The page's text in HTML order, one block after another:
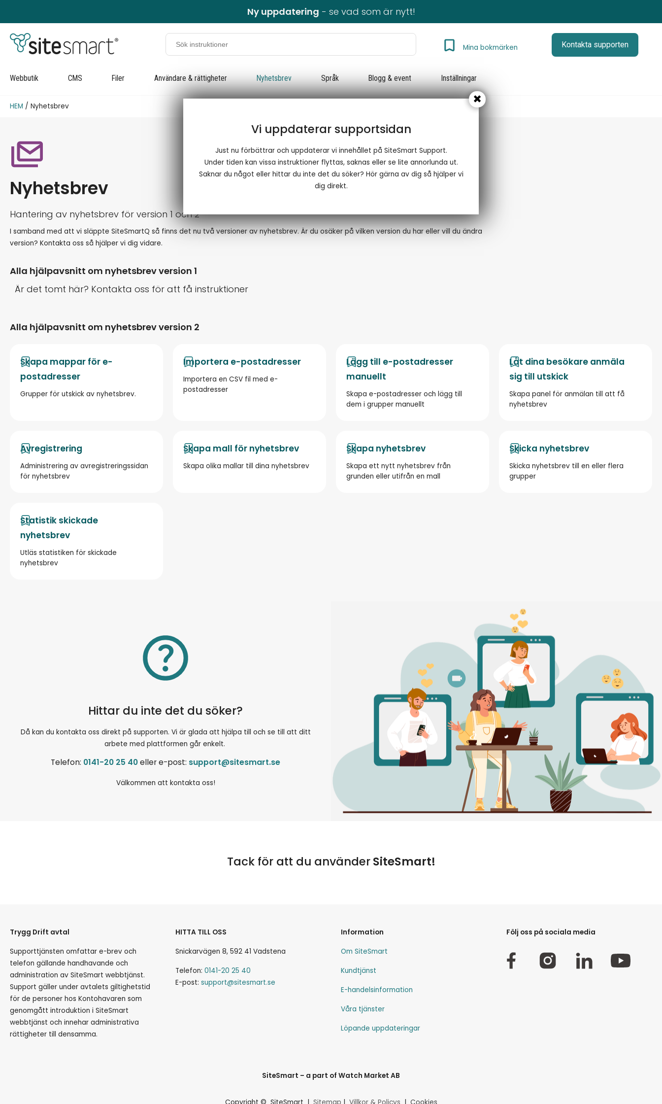
Ny uppdatering - se vad som är nytt!
Mina bokmärken Kontakta supporten
Webbutik CMS Filer Användare & rättigheter Nyhetsbrev Språk Blogg & event Inställningar
HEM / Nyhetsbrev
Nyhetsbrev
Hantering av nyhetsbrev för version 1 och 2
I samband med att vi släppte SiteSmartQ så finns det nu två versioner av nyhetsbrev. Är du osäker på vilken version du har eller vill du ändra
version? Kontakta oss så hjälper vi dig vidare.
Alla hjälpavsnitt om nyhetsbrev version 1
Är det tomt här? Kontakta oss för att få instruktioner
Alla hjälpavsnitt om nyhetsbrev version 2
Skapa mappar för e-
postadresser
Grupper för utskick av nyhetsbrev.
Importera e-postadresser
Importera en CSV fil med e-
postadresser
Lägg till e-postadresser
manuellt
Skapa e-postadresser och lägg till
dem i grupper manuellt
Låt dina besökare anmäla
sig till utskick
Skapa panel för anmälan till att få
nyhetsbrev
Avregistrering
Administrering av avregistreringssidan
för nyhetsbrev
Skapa mall för nyhetsbrev
Skapa olika mallar till dina nyhetsbrev
Skapa nyhetsbrev
Skapa ett nytt nyhetsbrev från
grunden eller utifrån en mall
Skicka nyhetsbrev
Skicka nyhetsbrev till en eller flera
grupper
Statistik skickade
nyhetsbrev
Utläs statistiken för skickade
nyhetsbrev
Hittar du inte det du söker?
Då kan du kontakta oss direkt på supporten. Vi är glada att hjälpa till och se till att ditt
arbete med plattformen går enkelt.
Telefon: 0141-20 25 40eller e-post: support@sitesmart.se
Välkommen att kontakta oss!
Tack för att du använderSiteSmart!
Trygg Drift avtal
Supporttjänsten omfattar e-brev och
telefon gällande handhavande och
administration av SiteSmart webbtjänst.
Support gäller under avtalets giltighetstid
för de personer hos Kontohavaren som
genomgått introduktion i SiteSmart
webbtjänst och innehar administrativa
rättigheter till densamma.
HITTA TILL OSS
Snickarvägen 8, 592 41 Vadstena
Telefon: 0141-20 25 40
E-post: support@sitesmart.se
Information
Om SiteSmart
Kundtjänst
E-handelsinformation
Våra tjänster
Löpande uppdateringar
Följ oss på sociala media
SiteSmart – a part of Watch Market AB
Vi uppdaterar supportsidan
Just nu förbättrar och uppdaterar vi innehållet på SiteSmart Support.
Under tiden kan vissa instruktioner flyttas, saknas eller se lite annorlunda ut.
Saknar du något eller hittar du inte det du söker? Hör gärna av dig så hjälper vi
dig direkt.